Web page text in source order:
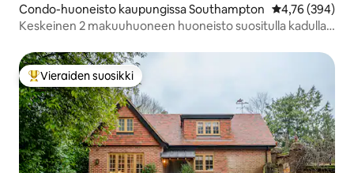
Condo-huoneisto kaupungissa Southampton
4,76 (394)
Keskeinen 2 makuuhuoneen huoneisto suositulla kadulla
Vieraiden suosikkien parhaimmistoa
Vieraiden suosikki